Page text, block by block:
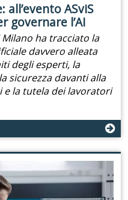
ASviS
governare l’AI
ha tracciato la
davvero alleata
degli esperti, la
sicurezza davanti alla
e la tutela dei lavoratori